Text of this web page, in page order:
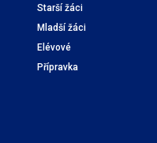
Starší žáci
Mladší žáci
Elévové
Přípravka